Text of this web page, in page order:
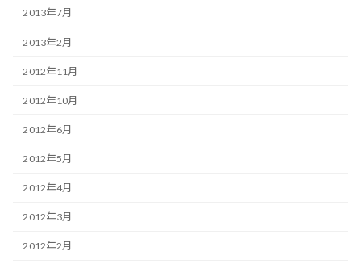
2013年7月
2013年2月
2012年11月
2012年10月
2012年6月
2012年5月
2012年4月
2012年3月
2012年2月